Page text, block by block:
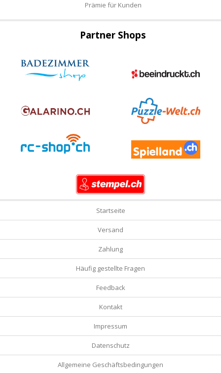
Prämie für Kunden
Partner Shops
Startseite
Versand
Zahlung
Häufig gestellte Fragen
Feedback
Kontakt
Impressum
Datenschutz
Allgemeine Geschäftsbedingungen